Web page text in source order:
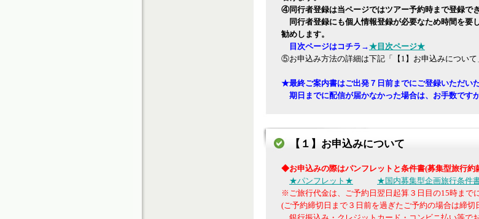
④同行者登録は当ページではツアー予約時まで登録で
同行者登録にも個人情報登録が必要なため時間を要
勧めします。
目次ページはコチラ→★目次ページ★
⑤お申込み方法の詳細は下記「【1】お申込みについて
★最終ご案内書はご出発７日前までにご登録いただい
期日までに配信が届かなかった場合は、お手数です
【１】お申込みについて
◆お申込みの際はパンフレットと条件書(募集型旅行約
★パンフレット★
★国内募集型企画旅行条件
※ご旅行代金は、ご予約日翌日起算３日目の15時まで
(ご予約締切日まで３日前を過ぎたご予約の場合は締切